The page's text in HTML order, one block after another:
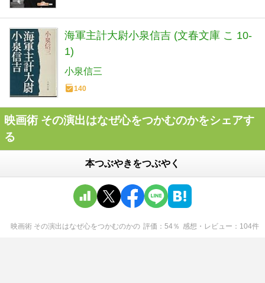
海軍主計大尉小泉信吉 (文春文庫 こ 10-
1)
小泉信三
140
映画術 その演出はなぜ心をつかむのかをシェアす
る
本つぶやきをつぶやく
映画術 その演出はなぜ心をつかむのかの 評価 54％ 感想・レビュー 104件